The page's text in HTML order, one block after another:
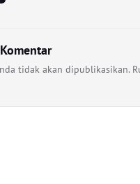
tidak akan dipublikasikan.